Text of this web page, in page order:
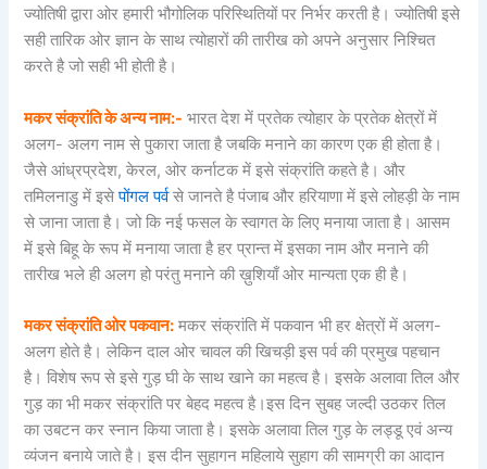
ज्योतिषी द्वारा ओर हमारी भौगोलिक परिस्थितियों पर निर्भर करती है। ज्योतिषी इसे
सही तारिक ओर ज्ञान के साथ त्योहारों की तारीख को अपने अनुसार निश्चित
करते है जो सही भी होती है।
मकर संक्रांति के अन्य नाम:- भारत देश में प्रतेक त्योहार के प्रतेक क्षेत्रों में
अलग- अलग नाम से पुकारा जाता है जबकि मनाने का कारण एक ही होता है।
जैसे आंध्रप्रदेश, केरल, ओर कर्नाटक में इसे संक्रांति कहते है। और
तमिलनाडु में इसेपोंगल पर्वसे जानते है पंजाब और हरियाणा में इसे लोहड़ी के नाम
से जाना जाता है। जो कि नई फसल के स्वागत के लिए मनाया जाता है। आसम
में इसे बिहू के रूप में मनाया जाता है हर प्रान्त में इसका नाम और मनाने की
तारीख भले ही अलग हो परंतु मनाने की ख़ुशियाँ ओर मान्यता एक ही है।
मकर संक्रांति ओर पकवान: मकर संक्रांति में पकवान भी हर क्षेत्रों में अलग-
अलग होते है। लेकिन दाल ओर चावल की खिचड़ी इस पर्व की प्रमुख पहचान
है। विशेष रूप से इसे गुड़ घी के साथ खाने का महत्व है। इसके अलावा तिल और
गुड़ का भी मकर संक्रांति पर बेहद महत्व है।इस दिन सुबह जल्दी उठकर तिल
का उबटन कर स्नान किया जाता है। इसके अलावा तिल गुड़ के लड्डू एवं अन्य
व्यंजन बनाये जाते है। इस दीन सुहागन महिलाये सुहाग की सामग्री का आदान